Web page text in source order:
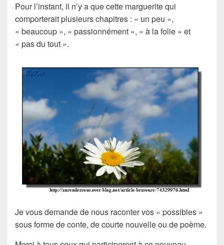
Pour l’instant, il n’y a que cette marguerite qui
comporterait plusieurs chapitres : « un peu »,
« beaucoup », « passionnément », « à la folie » et
« pas du tout ».
Je vous demande de nous raconter vos « possibles »
sous forme de conte, de courte nouvelle ou de poème.